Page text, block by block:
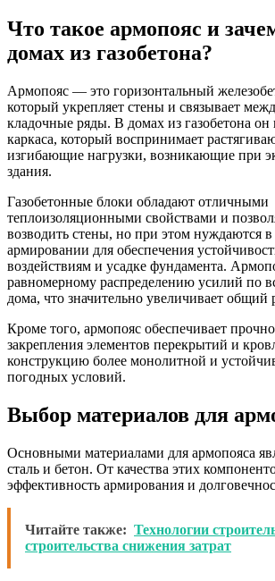
Что такое армопояс и
домах из газобетона?
Армопояс — это горизонтальный
который укрепляет стены и связывает
кладочные ряды. В домах из газобетона он
каркаса, который воспринимает
изгибающие нагрузки, возникающие при
здания.
Газобетонные блоки обладают отличными
теплоизоляционными свойствами и
возводить стены, но при этом нуждаются
армировании для обеспечения
воздействиям и усадке фундамента.
равномерному распределению усилий по
дома, что значительно увеличивает общий
Кроме того, армопояс обеспечивает
закрепления элементов перекрытий и
конструкцию более монолитной и
погодных условий.
Выбор материалов для
Основными материалами для армопояса
сталь и бетон. От качества этих
эффективность армирования и
Читайте также: Технологии
строительства снижения затрат